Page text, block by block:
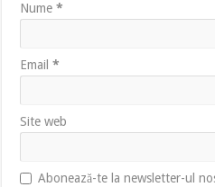
Nume*
Email*
Site web
Abonează-te la newsletter-ul